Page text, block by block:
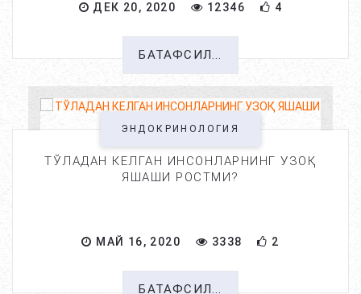
ДЕК 20, 2020 12346 4
БАТАФСИЛ...
ЭНДОКРИНОЛОГИЯ
ТЎЛАДАН КЕЛГАН ИНСОНЛАРНИНГ УЗОҚ
ЯШАШИ РОСТМИ?
МАЙ 16, 2020 3338 2
БАТАФСИЛ...